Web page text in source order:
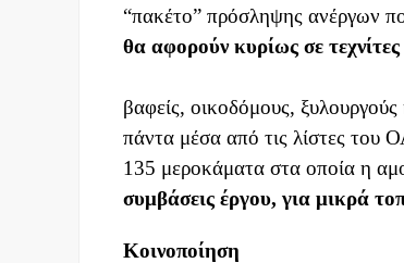
“πακέτο” πρόσληψης ανέργων
θα αφορούν κυρίως σε
βαφείς, οικοδόμους,
πάντα μέσα από τις λίστες του
135 μεροκάματα στα οποία η
συμβάσεις έργου, για μικρά
Κοινοποίηση